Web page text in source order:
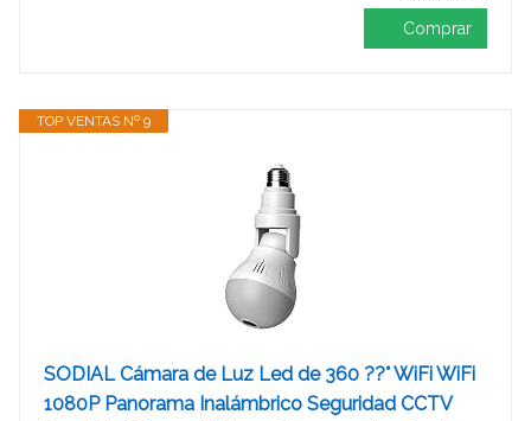
Comprar
TOP VENTAS Nº 9
SODIAL Cámara de Luz Led de 360 ??° WiFi WiFi
1080P Panorama Inalámbrico Seguridad CCTV